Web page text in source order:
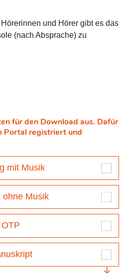
und Hörer gibt es das
(nach Absprache) zu
für den Download aus. Dafür
Portal registriert und
mit Musik
ohne Musik
OTP